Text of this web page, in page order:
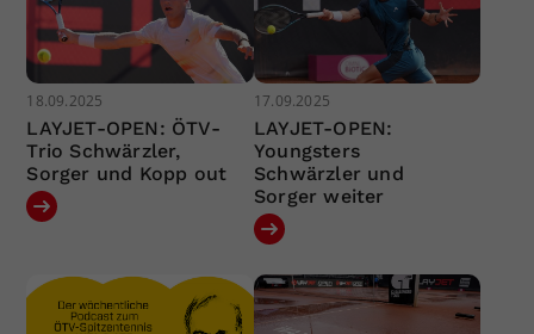
18.09.2025
LAYJET-OPEN: ÖTV-
Trio Schwärzler,
Sorger und Kopp out
17.09.2025
LAYJET-OPEN:
Youngsters
Schwärzler und
Sorger weiter